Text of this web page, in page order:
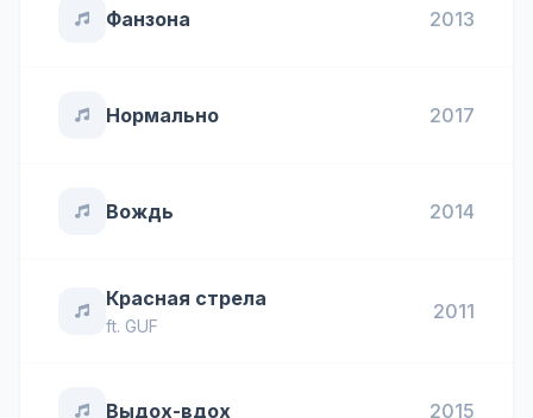
Фанзона 2013
Нормально 2017
Вождь 2014
Красная стрела
ft. GUF
2011
Выдох-вдох 2015